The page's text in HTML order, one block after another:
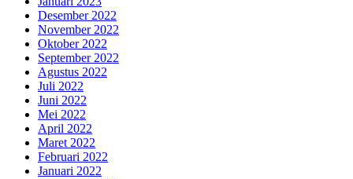
Desember 2022
November 2022
Oktober 2022
September 2022
Agustus 2022
Juli 2022
Juni 2022
Mei 2022
April 2022
Maret 2022
Februari 2022
Januari 2022